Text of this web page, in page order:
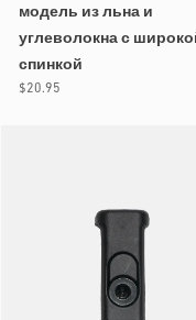
модель из льна и
углеволокна с
спинкой
Обычная
$20.95